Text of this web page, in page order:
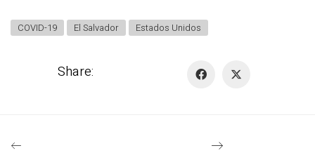
COVID-19 El Salvador Estados Unidos
Share: